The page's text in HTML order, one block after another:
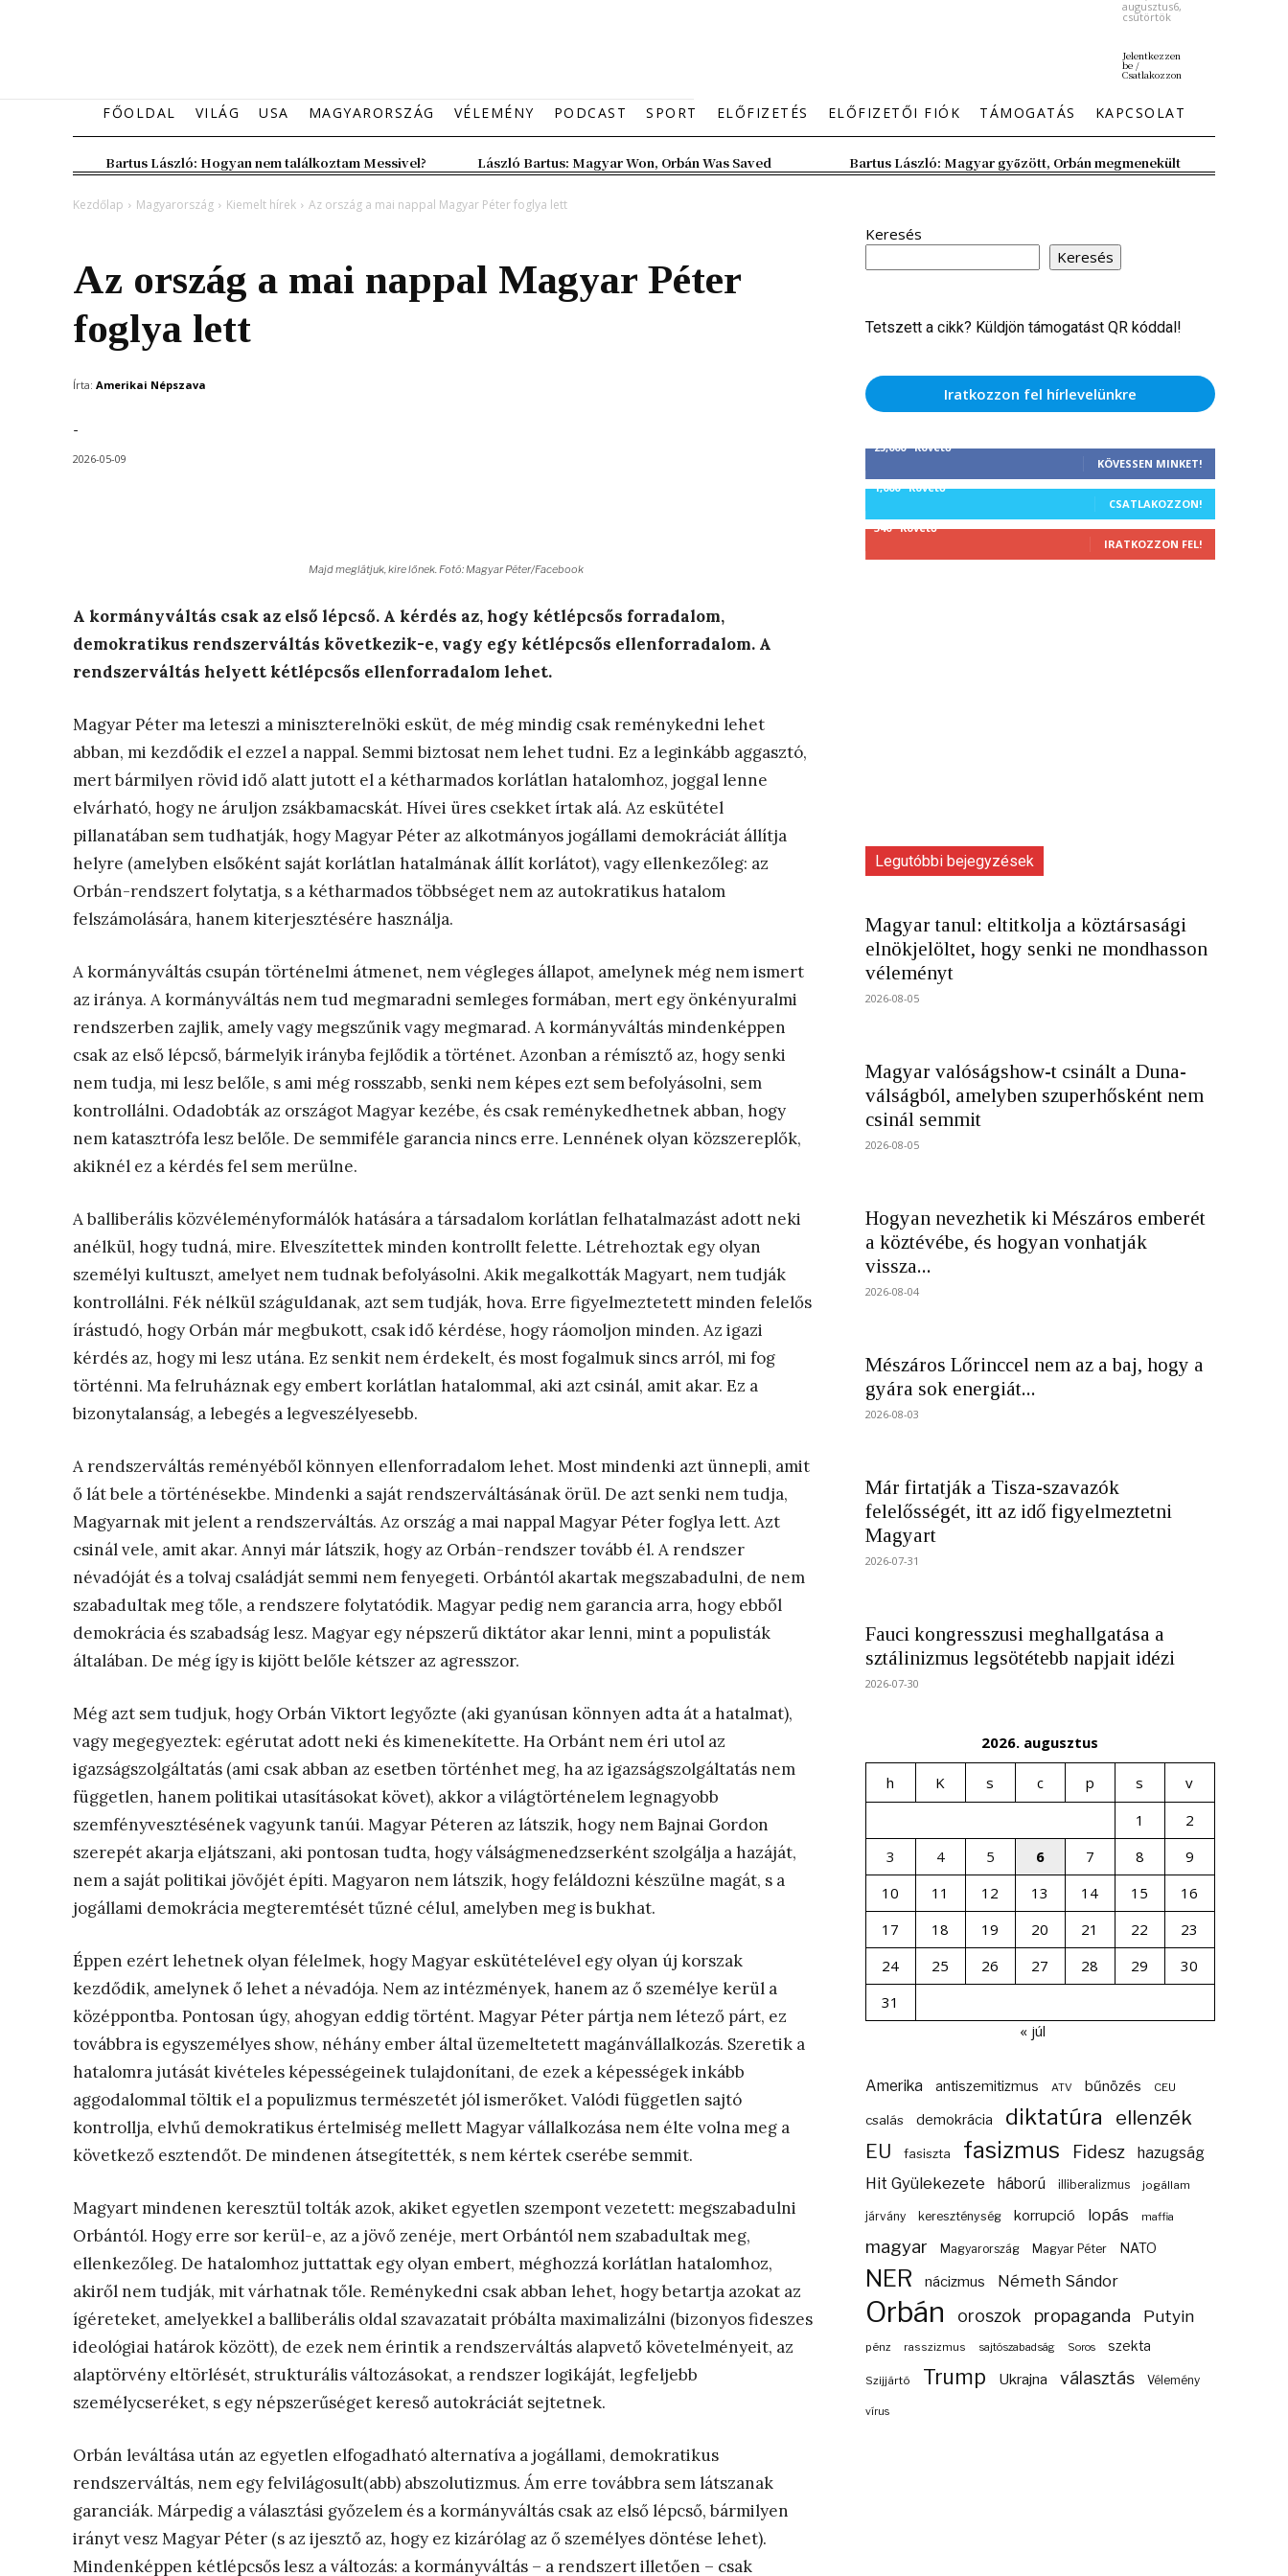
augusztus6,
csütörtök
Jelentkezzen
be /
Csatlakozzon
FŐOLDAL VILÁG USA MAGYARORSZÁG VÉLEMÉNY PODCAST SPORT ELŐFIZETÉS ELŐFIZETŐI FIÓK TÁMOGATÁS KAPCSOLAT
Bartus László: Hogyan nem találkoztam Messivel? László Bartus: Magyar Won, Orbán Was Saved Bartus László: Magyar győzött, Orbán megmenekült
Kezdőlap Magyarország Kiemelt hírek Az ország a mai nappal Magyar Péter foglya lett
Az ország a mai nappal Magyar Péter
foglya lett
Írta: Amerikai Népszava
-
2026-05-09
Majd meglátjuk, kire lőnek. Fotó: Magyar Péter/Facebook
A kormányváltás csak az első lépcső. A kérdés az, hogy kétlépcsős forradalom,
demokratikus rendszerváltás következik-e, vagy egy kétlépcsős ellenforradalom. A
rendszerváltás helyett kétlépcsős ellenforradalom lehet.
Magyar Péter ma leteszi a miniszterelnöki esküt, de még mindig csak reménykedni lehet
abban, mi kezdődik el ezzel a nappal. Semmi biztosat nem lehet tudni. Ez a leginkább aggasztó,
mert bármilyen rövid idő alatt jutott el a kétharmados korlátlan hatalomhoz, joggal lenne
elvárható, hogy ne áruljon zsákbamacskát. Hívei üres csekket írtak alá. Az eskütétel
pillanatában sem tudhatják, hogy Magyar Péter az alkotmányos jogállami demokráciát állítja
helyre (amelyben elsőként saját korlátlan hatalmának állít korlátot), vagy ellenkezőleg: az
Orbán-rendszert folytatja, s a kétharmados többséget nem az autokratikus hatalom
felszámolására, hanem kiterjesztésére használja.
A kormányváltás csupán történelmi átmenet, nem végleges állapot, amelynek még nem ismert
az iránya. A kormányváltás nem tud megmaradni semleges formában, mert egy önkényuralmi
rendszerben zajlik, amely vagy megszűnik vagy megmarad. A kormányváltás mindenképpen
csak az első lépcső, bármelyik irányba fejlődik a történet. Azonban a rémísztő az, hogy senki
nem tudja, mi lesz belőle, s ami még rosszabb, senki nem képes ezt sem befolyásolni, sem
kontrollálni. Odadobták az országot Magyar kezébe, és csak reménykedhetnek abban, hogy
nem katasztrófa lesz belőle. De semmiféle garancia nincs erre. Lennének olyan közszereplők,
akiknél ez a kérdés fel sem merülne.
A balliberális közvéleményformálók hatására a társadalom korlátlan felhatalmazást adott neki
anélkül, hogy tudná, mire. Elveszítettek minden kontrollt felette. Létrehoztak egy olyan
személyi kultuszt, amelyet nem tudnak befolyásolni. Akik megalkották Magyart, nem tudják
kontrollálni. Fék nélkül száguldanak, azt sem tudják, hova. Erre figyelmeztetett minden felelős
írástudó, hogy Orbán már megbukott, csak idő kérdése, hogy ráomoljon minden. Az igazi
kérdés az, hogy mi lesz utána. Ez senkit nem érdekelt, és most fogalmuk sincs arról, mi fog
történni. Ma felruháznak egy embert korlátlan hatalommal, aki azt csinál, amit akar. Ez a
bizonytalanság, a lebegés a legveszélyesebb.
A rendszerváltás reményéből könnyen ellenforradalom lehet. Most mindenki azt ünnepli, amit
ő lát bele a történésekbe. Mindenki a saját rendszerváltásának örül. De azt senki nem tudja,
Magyarnak mit jelent a rendszerváltás. Az ország a mai nappal Magyar Péter foglya lett. Azt
csinál vele, amit akar. Annyi már látszik, hogy az Orbán-rendszer tovább él. A rendszer
névadóját és a tolvaj családját semmi nem fenyegeti. Orbántól akartak megszabadulni, de nem
szabadultak meg tőle, a rendszere folytatódik. Magyar pedig nem garancia arra, hogy ebből
demokrácia és szabadság lesz. Magyar egy népszerű diktátor akar lenni, mint a populisták
általában. De még így is kijött belőle kétszer az agresszor.
Még azt sem tudjuk, hogy Orbán Viktort legyőzte (aki gyanúsan könnyen adta át a hatalmat),
vagy megegyeztek: egérutat adott neki és kimenekítette. Ha Orbánt nem éri utol az
igazságszolgáltatás (ami csak abban az esetben történhet meg, ha az igazságszolgáltatás nem
független, hanem politikai utasításokat követ), akkor a világtörténelem legnagyobb
szemfényvesztésének vagyunk tanúi. Magyar Péteren az látszik, hogy nem Bajnai Gordon
szerepét akarja eljátszani, aki pontosan tudta, hogy válságmenedzserként szolgálja a hazáját,
nem a saját politikai jövőjét építi. Magyaron nem látszik, hogy feláldozni készülne magát, s a
jogállami demokrácia megteremtését tűzné célul, amelyben meg is bukhat.
Éppen ezért lehetnek olyan félelmek, hogy Magyar eskütételével egy olyan új korszak
kezdődik, amelynek ő lehet a névadója. Nem az intézmények, hanem az ő személye kerül a
középpontba. Pontosan úgy, ahogyan eddig történt. Magyar Péter pártja nem létező párt, ez
továbbra is egyszemélyes show, néhány ember által üzemeltetett magánvállalkozás. Szeretik a
hatalomra jutását kivételes képességeinek tulajdonítani, de ezek a képességek inkább
aggodalommal töltik el a populizmus természetét jól ismerőket. Valódi független sajtó
kontrollja, elvhű demokratikus értelmiség mellett Magyar vállalkozása nem élte volna meg a
következő esztendőt. De mindenen átsegítették, s nem kértek cserébe semmit.
Magyart mindenen keresztül tolták azok, akiket egyetlen szempont vezetett: megszabadulni
Orbántól. Hogy erre sor kerül-e, az a jövő zenéje, mert Orbántól nem szabadultak meg,
ellenkezőleg. De hatalomhoz juttattak egy olyan embert, méghozzá korlátlan hatalomhoz,
akiről nem tudják, mit várhatnak tőle. Reménykedni csak abban lehet, hogy betartja azokat az
ígéreteket, amelyekkel a balliberális oldal szavazatait próbálta maximalizálni (bizonyos fideszes
ideológiai határok között), de ezek nem érintik a rendszerváltás alapvető követelményeit, az
alaptörvény eltörlését, strukturális változásokat, a rendszer logikáját, legfeljebb
személycseréket, s egy népszerűséget kereső autokráciát sejtetnek.
Orbán leváltása után az egyetlen elfogadható alternatíva a jogállami, demokratikus
rendszerváltás, nem egy felvilágosult(abb) abszolutizmus. Ám erre továbbra sem látszanak
garanciák. Márpedig a választási győzelem és a kormányváltás csak az első lépcső, bármilyen
irányt vesz Magyar Péter (s az ijesztő az, hogy ez kizárólag az ő személyes döntése lehet).
Mindenképpen kétlépcsős lesz a változás: a kormányváltás – a rendszert illetően – csak
Keresés
Keresés
Tetszett a cikk? Küldjön támogatást QR kóddal!
Iratkozzon fel hírlevelünkre
25,000 Követő
KÖVESSEN MINKET!
1,000 Követő
CSATLAKOZZON!
340 Követő
IRATKOZZON FEL!
Legutóbbi bejegyzések
Magyar tanul: eltitkolja a köztársasági
elnökjelöltet, hogy senki ne mondhasson
véleményt
2026-08-05
Magyar valóságshow-t csinált a Duna-
válságból, amelyben szuperhősként nem
csinál semmit
2026-08-05
Hogyan nevezhetik ki Mészáros emberét
a köztévébe, és hogyan vonhatják
vissza...
2026-08-04
Mészáros Lőrinccel nem az a baj, hogy a
gyára sok energiát...
2026-08-03
Már firtatják a Tisza-szavazók
felelősségét, itt az idő figyelmeztetni
Magyart
2026-07-31
Fauci kongresszusi meghallgatása a
sztálinizmus legsötétebb napjait idézi
2026-07-30
2026. augusztus
h K s c p s
v
1
2
3
4 5 6 7 8
9
10
11 12 13 14 15
16
17
18 19 20 21 22
23
24
25 26 27 28 29
30
31
« júl
Amerika antiszemitizmus ATV bűnözés CEU
csalás demokrácia diktatúra ellenzék
EU fasiszta fasizmus Fidesz hazugság
Hit Gyülekezete háború illiberalizmus jogállam
járvány kereszténység korrupció lopás maffia
magyar Magyarország Magyar Péter NATO
NER nácizmus Németh Sándor
Orbán oroszok propaganda Putyin
pénz rasszizmus sajtószabadság Soros szekta
Szijjártó Trump Ukrajna választás Vélemény
vírus